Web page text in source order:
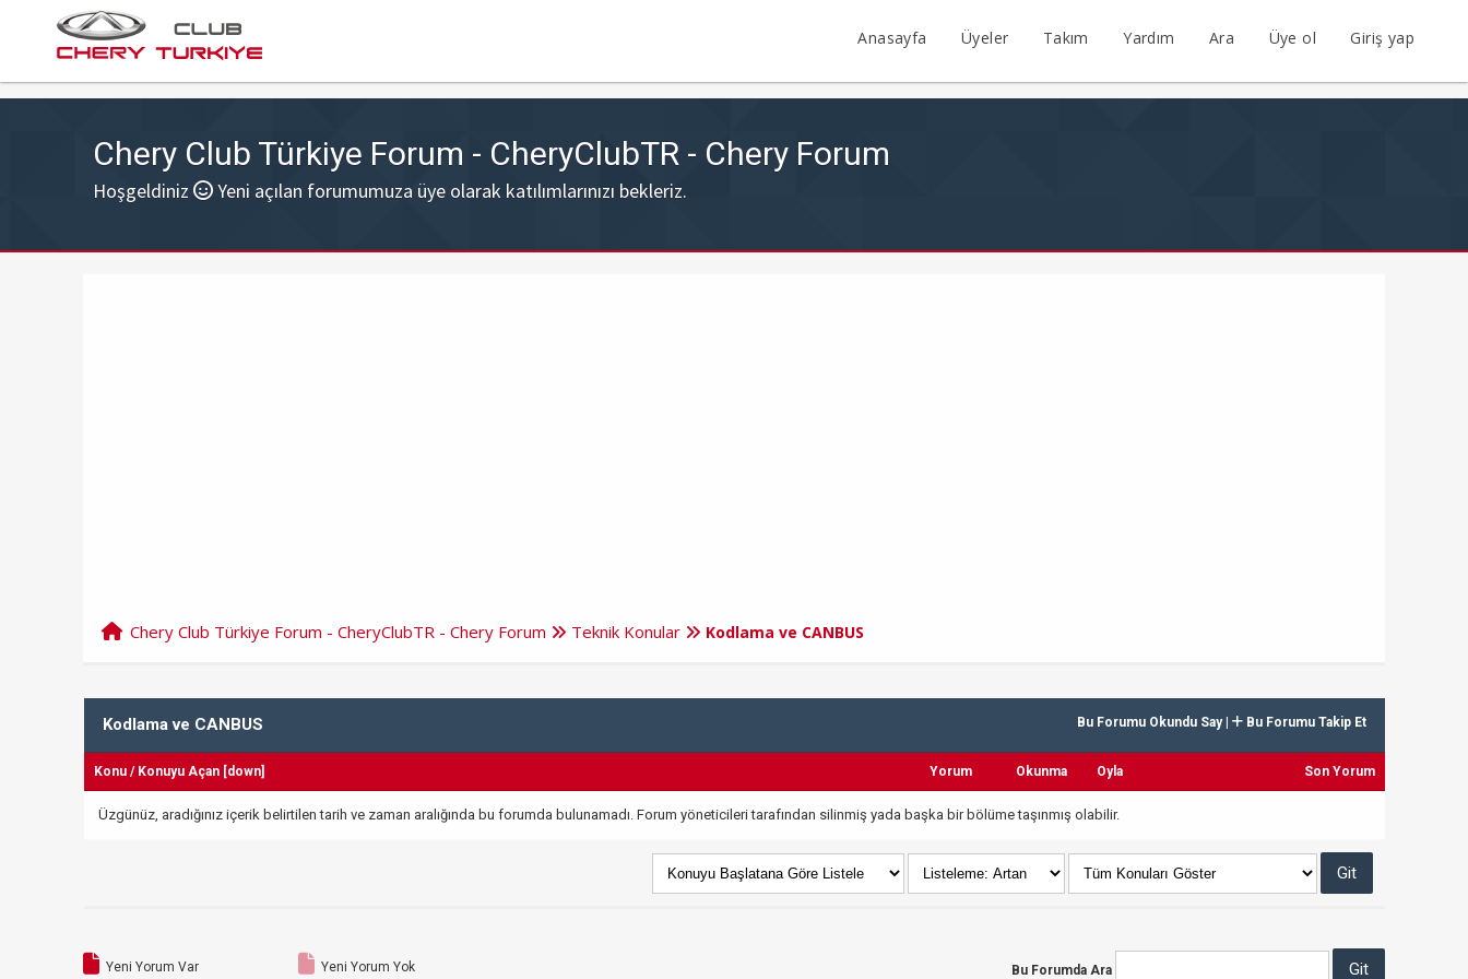
Anasayfa Üyeler Takım Yardım Ara Üye ol Giriş yap
Chery Club Türkiye Forum - CheryClubTR - Chery Forum
Hoşgeldiniz Yeni açılan forumumuza üye olarak katılımlarınızı bekleriz.
Chery Club Türkiye Forum - CheryClubTR - Chery Forum Teknik Konular Kodlama ve CANBUS
Bu Forumu Okundu Say| Bu Forumu Takip Et
Kodlama ve CANBUS
Konu/ Konuyu Açan [down] Yorum Okunma Oyla Son Yorum
Üzgünüz, aradığınız içerik belirtilen tarih ve zaman aralığında bu forumda bulunamadı. Forum yöneticileri tarafından silinmiş yada başka bir bölüme taşınmış olabilir.
Yeni Yorum Var Yeni Yorum Yok Bu Forumda Ara